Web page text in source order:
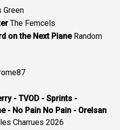
Green
The Femcels
on the Next PlaneRandom
- TVOD - Sprints -
- No Pain No Pain - Orelsan
Charrues 2026